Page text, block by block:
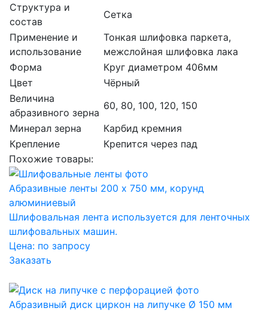
Структура и
состав
Сетка
Применение и
использование
Тонкая шлифовка паркета,
межслойная шлифовка лака
Форма
Круг диаметром 406мм
Цвет
Чёрный
Величина
абразивного зерна
60, 80, 100, 120, 150
Минерал зерна
Карбид кремния
Крепление
Крепится через пад
Похожие товары:
Абразивные ленты 200 x 750 мм, корунд
алюминиевый
Шлифовальная лента используется для ленточных
шлифовальных машин.
Цена: по запросу
Заказать
Абразивный диск циркон на липучке Ø 150 мм